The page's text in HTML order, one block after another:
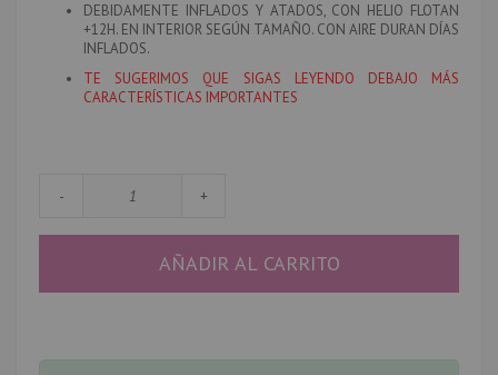
DEBIDAMENTE INFLADOS Y ATADOS, CON HELIO FLOTAN
+12H. EN INTERIOR SEGÚN TAMAÑO. CON AIRE DURAN DÍAS
INFLADOS.
TE SUGERIMOS QUE SIGAS LEYENDO DEBAJO MÁS
CARACTERÍSTICAS IMPORTANTES
- +
AÑADIR AL CARRITO